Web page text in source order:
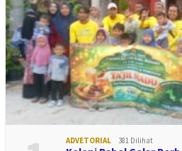
ADVETORIAL 381 Dilihat